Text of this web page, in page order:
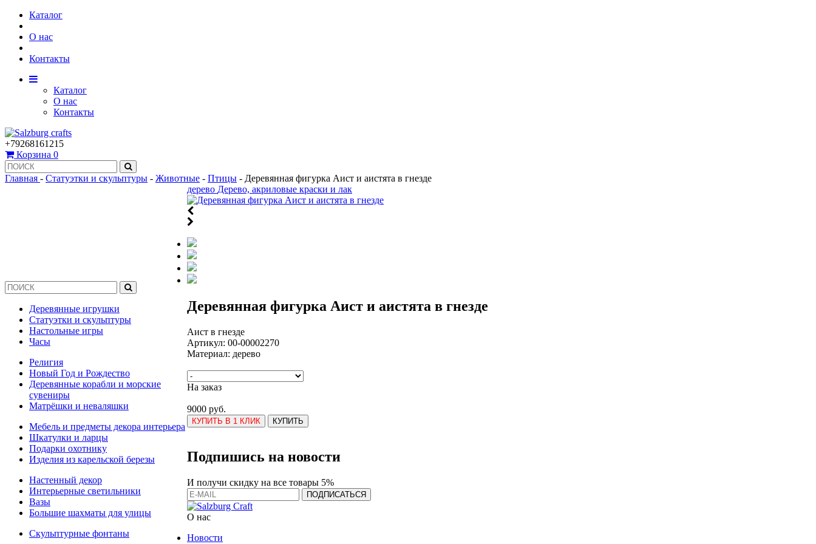
Каталог
О нас
Контакты
Каталог
О нас
Контакты
+79268161215
Корзина 0
Главная - Статуэтки и скульптуры - Животные - Птицы - Деревянная фигурка Аист и аистята в гнезде
Деревянные игрушки
Статуэтки и скульптуры
Настольные игры
Часы
Религия
Новый Год и Рождество
Деревянные корабли и морские
сувениры
Матрёшки и неваляшки
Мебель и предметы декора интерьера
Шкатулки и ларцы
Подарки охотнику
Изделия из карельской березы
Настенный декор
Интерьерные светильники
Вазы
Большие шахматы для улицы
Скульптурные фонтаны
дерево Дерево, акриловые краски и лак
Деревянная фигурка Аист и аистята в гнезде
Аист в гнезде
Артикул: 00-00002270
Материал: дерево
На заказ
9000 руб.
КУПИТЬ В 1 КЛИК КУПИТЬ
Подпишись на новости
И получи скидку на все товары 5%
О нас
Новости